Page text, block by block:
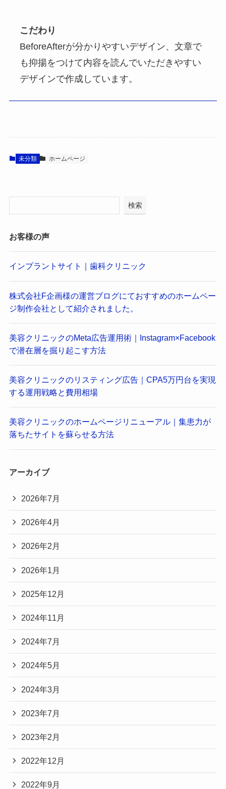
こだわり
BeforeAfterが分かりやすいデザイン、文章で
も抑揚をつけて内容を読んでいただきやすい
デザインで作成しています。
未分類 ホームページ
検索
お客様の声
インプラントサイト｜歯科クリニック
株式会社F企画様の運営ブログにておすすめのホームペー
ジ制作会社として紹介されました。
美容クリニックのMeta広告運用術｜Instagram×Facebook
で潜在層を掘り起こす方法
美容クリニックのリスティング広告｜CPA5万円台を実現
する運用戦略と費用相場
美容クリニックのホームページリニューアル｜集患力が
落ちたサイトを蘇らせる方法
アーカイブ
2026年7月
2026年4月
2026年2月
2026年1月
2025年12月
2024年11月
2024年7月
2024年5月
2024年3月
2023年7月
2023年2月
2022年12月
2022年9月